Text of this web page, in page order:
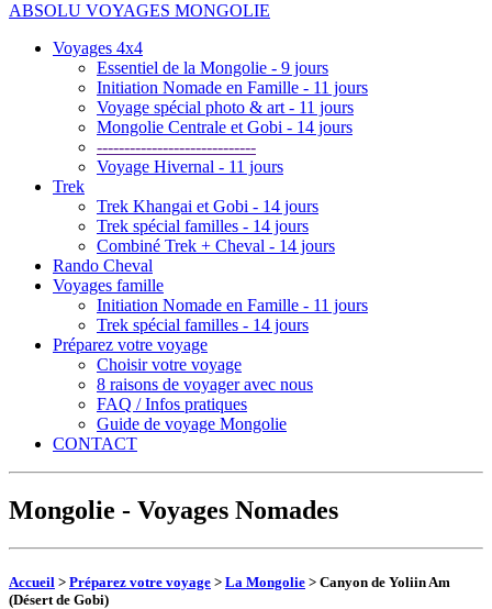
ABSOLU VOYAGES MONGOLIE
Voyages 4x4
Essentiel de la Mongolie - 9 jours
Initiation Nomade en Famille - 11 jours
Voyage spécial photo & art - 11 jours
Mongolie Centrale et Gobi - 14 jours
-----------------------------
Voyage Hivernal - 11 jours
Trek
Trek Khangai et Gobi - 14 jours
Trek spécial familles - 14 jours
Combiné Trek + Cheval - 14 jours
Rando Cheval
Voyages famille
Initiation Nomade en Famille - 11 jours
Trek spécial familles - 14 jours
Préparez votre voyage
Choisir votre voyage
8 raisons de voyager avec nous
FAQ / Infos pratiques
Guide de voyage Mongolie
CONTACT
Mongolie - Voyages Nomades
Accueil > Préparez votre voyage > La Mongolie > Canyon de Yoliin Am
(Désert de Gobi)